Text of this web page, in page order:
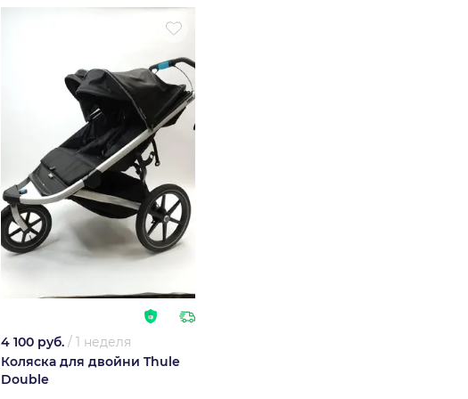
4 100 руб. / 1 неделя
Коляска для двойни Thule
Double